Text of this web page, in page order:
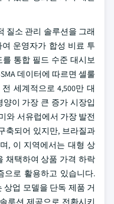
질소 관리 솔루션을 그래
운영자가 합성 비료 투
통합 필드 수준 대시보
데이터에 따르면 셀룰
세계적으로 4,500만 대
이 가장 큰 증가 시장입
와 서유럽에서 가장 발전
축되어 있지만, 브라질과
, 이 지역에서는 대형 상
채택하여 상품 가격 하락
으로 활용하고 있습니다.
상업 모델을 단독 제품 거
루션 제공으로 전환시키